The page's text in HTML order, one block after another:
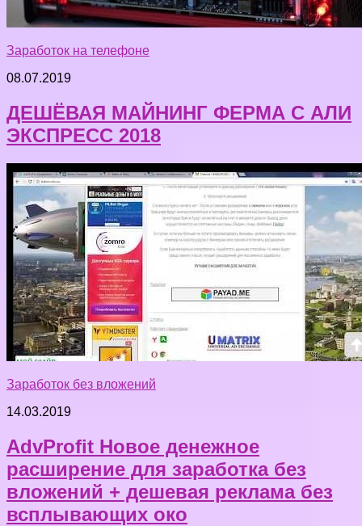
Заработок на телефоне
08.07.2019
ДЕШЁВАЯ МАЙНИНГ ФЕРМА С АЛИ
ЭКСПРЕСС 2018
Заработок без вложений
14.03.2019
AdvProfit Новое денежное
расширение для заработка без
вложений + дешевая реклама без
всплывающих око